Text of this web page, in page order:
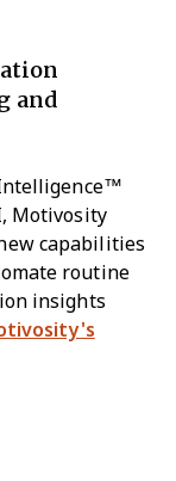
and
Motivosity
capabilities
routine
insights